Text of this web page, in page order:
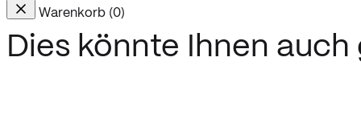
Warenkorb (0)
Dies könnte Ihnen auch